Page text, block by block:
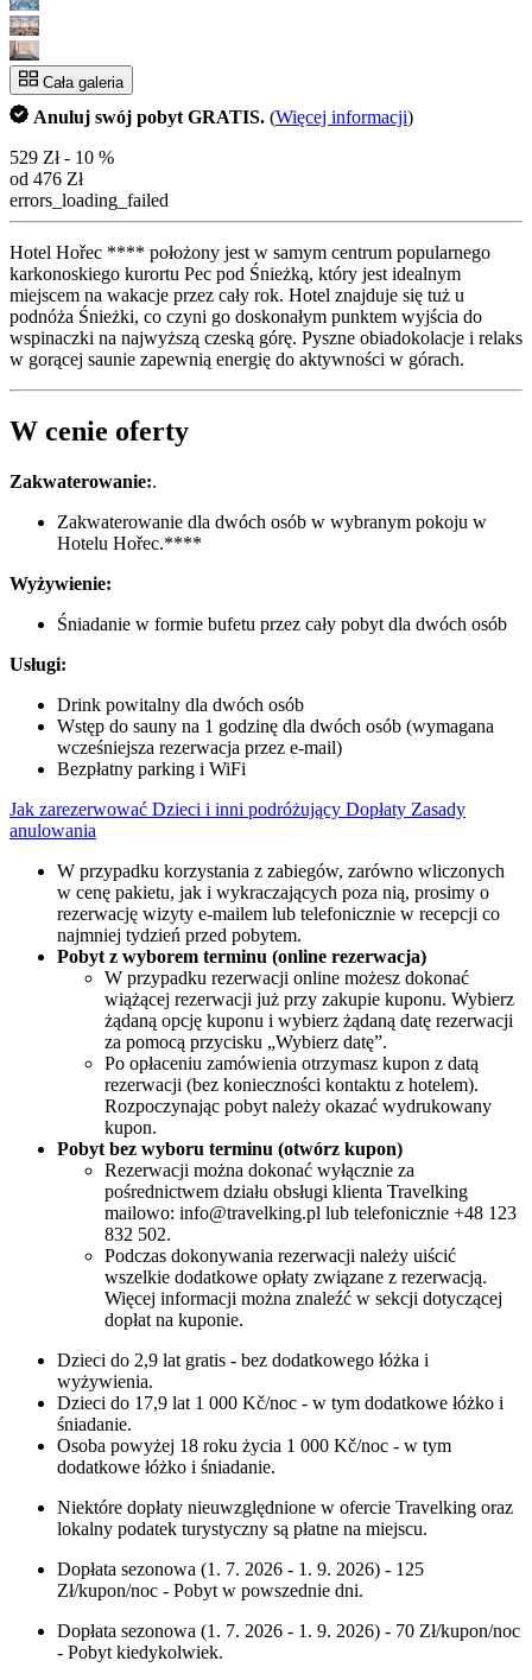
Cała galeria
Anuluj swój pobyt GRATIS. (Więcej informacji)
529 Zł- 10 %
od 476 Zł
errors_loading_failed
Hotel Hořec **** położony jest w samym centrum popularnego
karkonoskiego kurortu Pec pod Śnieżką, który jest idealnym
miejscem na wakacje przez cały rok. Hotel znajduje się tuż u
podnóża Śnieżki, co czyni go doskonałym punktem wyjścia do
wspinaczki na najwyższą czeską górę. Pyszne obiadokolacje i relaks
w gorącej saunie zapewnią energię do aktywności w górach.
W cenie oferty
Zakwaterowanie:.
Zakwaterowanie dla dwóch osób w wybranym pokoju w
Hotelu Hořec.****
Wyżywienie:
Śniadanie w formie bufetu przez cały pobyt dla dwóch osób
Usługi:
Drink powitalny dla dwóch osób
Wstęp do sauny na 1 godzinę dla dwóch osób (wymagana
wcześniejsza rezerwacja przez e-mail)
Bezpłatny parking i WiFi
Jak zarezerwować Dzieci i inni podróżujący Dopłaty Zasady
anulowania
W przypadku korzystania z zabiegów, zarówno wliczonych
w cenę pakietu, jak i wykraczających poza nią, prosimy o
rezerwację wizyty e-mailem lub telefonicznie w recepcji co
najmniej tydzień przed pobytem.
Pobyt z wyborem terminu (online rezerwacja)
W przypadku rezerwacji online możesz dokonać
wiążącej rezerwacji już przy zakupie kuponu. Wybierz
żądaną opcję kuponu i wybierz żądaną datę rezerwacji
za pomocą przycisku „Wybierz datę”.
Po opłaceniu zamówienia otrzymasz kupon z datą
rezerwacji (bez konieczności kontaktu z hotelem).
Rozpoczynając pobyt należy okazać wydrukowany
kupon.
Pobyt bez wyboru terminu (otwórz kupon)
Rezerwacji można dokonać wyłącznie za
pośrednictwem działu obsługi klienta Travelking
mailowo: info@travelking.pl lub telefonicznie +48 123
832 502.
Podczas dokonywania rezerwacji należy uiścić
wszelkie dodatkowe opłaty związane z rezerwacją.
Więcej informacji można znaleźć w sekcji dotyczącej
dopłat na kuponie.
Dzieci do 2,9 lat gratis - bez dodatkowego łóżka i
wyżywienia.
Dzieci do 17,9 lat 1 000 Kč/noc - w tym dodatkowe łóżko i
śniadanie.
Osoba powyżej 18 roku życia 1 000 Kč/noc - w tym
dodatkowe łóżko i śniadanie.
Niektóre dopłaty nieuwzględnione w ofercie Travelking oraz
lokalny podatek turystyczny są płatne na miejscu.
Dopłata sezonowa (1. 7. 2026 - 1. 9. 2026) - 125
Zł/kupon/noc - Pobyt w powszednie dni.
Dopłata sezonowa (1. 7. 2026 - 1. 9. 2026) - 70 Zł/kupon/noc
- Pobyt kiedykolwiek.